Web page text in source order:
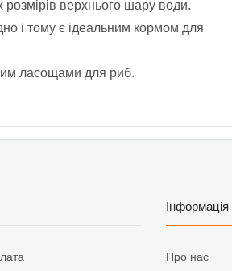
розмірів верхнього шару води.
і тому є ідеальним кормом для
ласощами для риб.
Інформація
Про нас